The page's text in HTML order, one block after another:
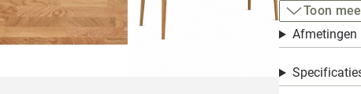
Toon
Afmetingen